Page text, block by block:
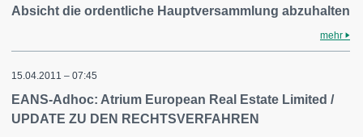
Absicht die ordentliche Hauptversammlung abzuhalten
mehr
15.04.2011 – 07:45
EANS-Adhoc: Atrium European Real Estate Limited /
UPDATE ZU DEN RECHTSVERFAHREN